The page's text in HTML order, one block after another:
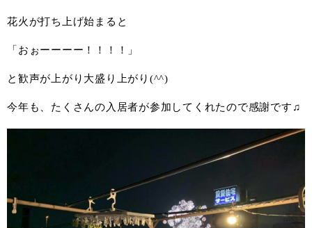
花火が打ち上げ始まると
「おぉーーーー！！！！」
と歓声が上がり大盛り上がり(^^)
今年も、たくさんの入居者が参加してくれたので感謝です♫